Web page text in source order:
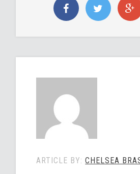
ARTICLE BY:CHELSEA